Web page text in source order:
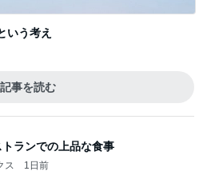
いう考え
記事を読む
ランでの上品な食事
ス 1日前